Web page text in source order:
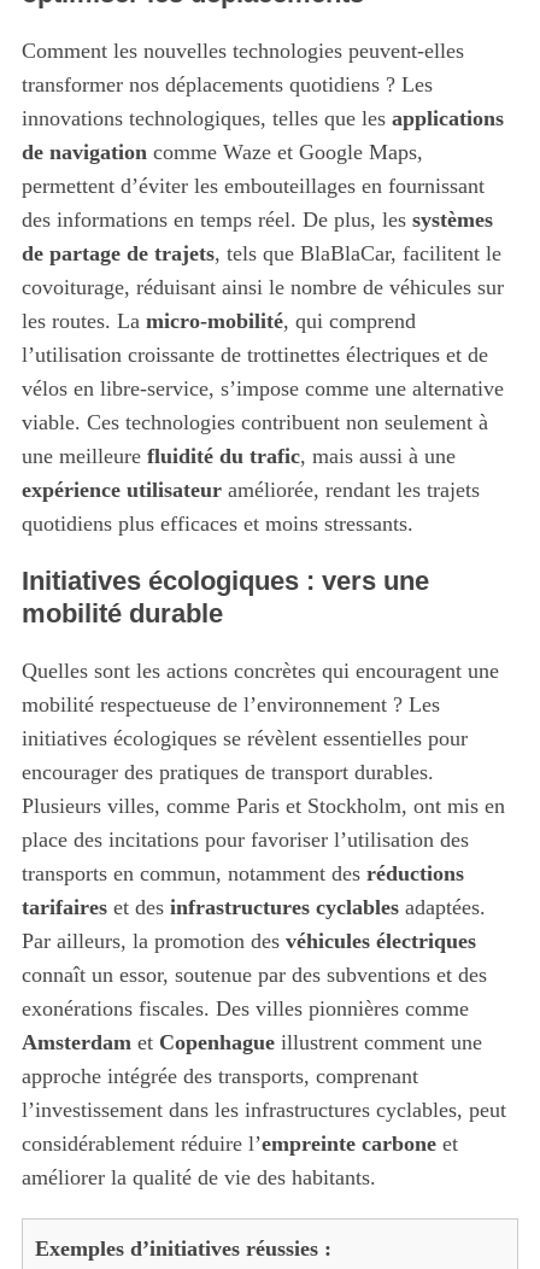
Comment les nouvelles technologies peuvent-elles
transformer nos déplacements quotidiens ? Les
innovations technologiques, telles que les applications
de navigation comme Waze et Google Maps,
permettent d’éviter les embouteillages en fournissant
des informations en temps réel. De plus, les systèmes
de partage de trajets, tels que BlaBlaCar, facilitent le
covoiturage, réduisant ainsi le nombre de véhicules sur
les routes. La micro-mobilité, qui comprend
l’utilisation croissante de trottinettes électriques et de
vélos en libre-service, s’impose comme une alternative
viable. Ces technologies contribuent non seulement à
une meilleure fluidité du trafic, mais aussi à une
expérience utilisateuraméliorée, rendant les trajets
quotidiens plus efficaces et moins stressants.
Initiatives écologiques : vers une
mobilité durable
Quelles sont les actions concrètes qui encouragent une
mobilité respectueuse de l’environnement ? Les
initiatives écologiques se révèlent essentielles pour
encourager des pratiques de transport durables.
Plusieurs villes, comme Paris et Stockholm, ont mis en
place des incitations pour favoriser l’utilisation des
transports en commun, notamment des réductions
tarifaireset des infrastructures cyclablesadaptées.
Par ailleurs, la promotion des véhicules électriques
connaît un essor, soutenue par des subventions et des
exonérations fiscales. Des villes pionnières comme
Amsterdam et Copenhagueillustrent comment une
approche intégrée des transports, comprenant
l’investissement dans les infrastructures cyclables, peut
considérablement réduire l’empreinte carboneet
améliorer la qualité de vie des habitants.
Exemples d’initiatives réussies :